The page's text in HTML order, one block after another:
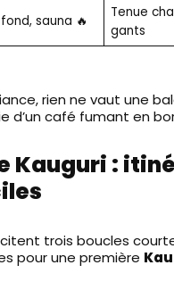
sauna 🔥
Tenue
gants
rien ne vaut une
d’un café fumant en
Kauguri :
trois boucles
pour une première